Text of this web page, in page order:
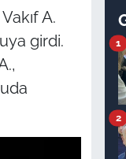
A.
girdi.
1
2